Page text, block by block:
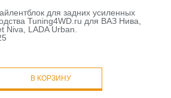
для задних усиленных
Tuning4WD.ru для ВАЗ Нива,
Niva, LADA Urban.
В КОРЗИНУ